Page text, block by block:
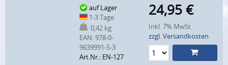
auf Lager
1-3 Tage
0,42 kg
EAN:978-0-
9639991-5-3
Art.Nr.: EN-127
24,95 €
Inkl. 7% MwSt.
zzgl. Versandkosten